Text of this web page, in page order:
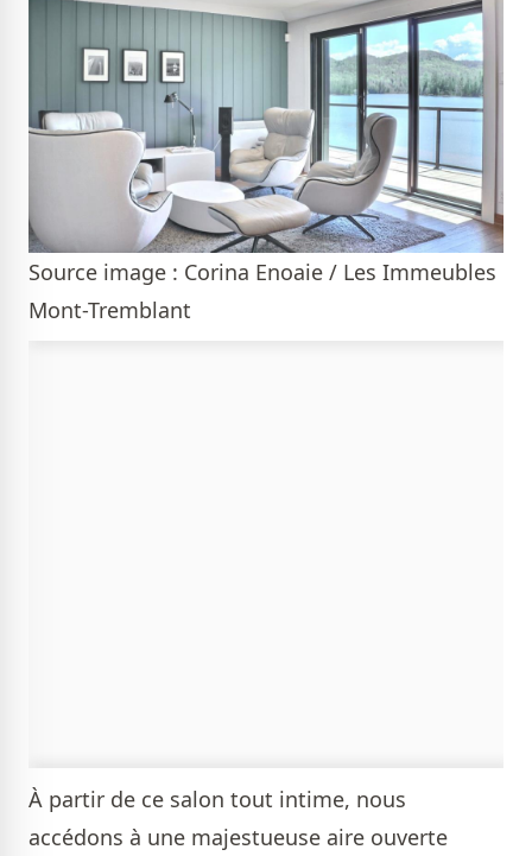
Source image : Corina Enoaie / Les Immeubles
Mont-Tremblant
À partir de ce salon tout intime, nous
accédons à une majestueuse aire ouverte